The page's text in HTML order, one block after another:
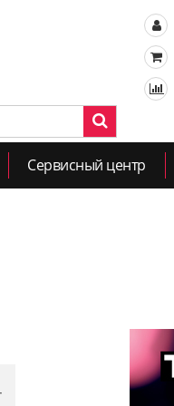
Сервисный центр